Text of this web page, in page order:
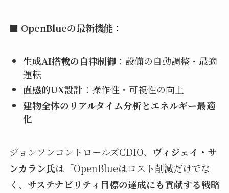
■ OpenBlueの最新機能：
生成AI搭載の自律制御：設備の自動調整・最適
運転
直感的UX設計 ：操作性・可視性の向上
建物全体のリアルタイム分析とエネルギー最適
化
ジョンソンコントロールズCDIO、 ヴィジェイ・サ
ンカラン氏は「OpenBlueはコスト削減だけでな
く、 サステナビリティ目標の達成にも貢献する戦略